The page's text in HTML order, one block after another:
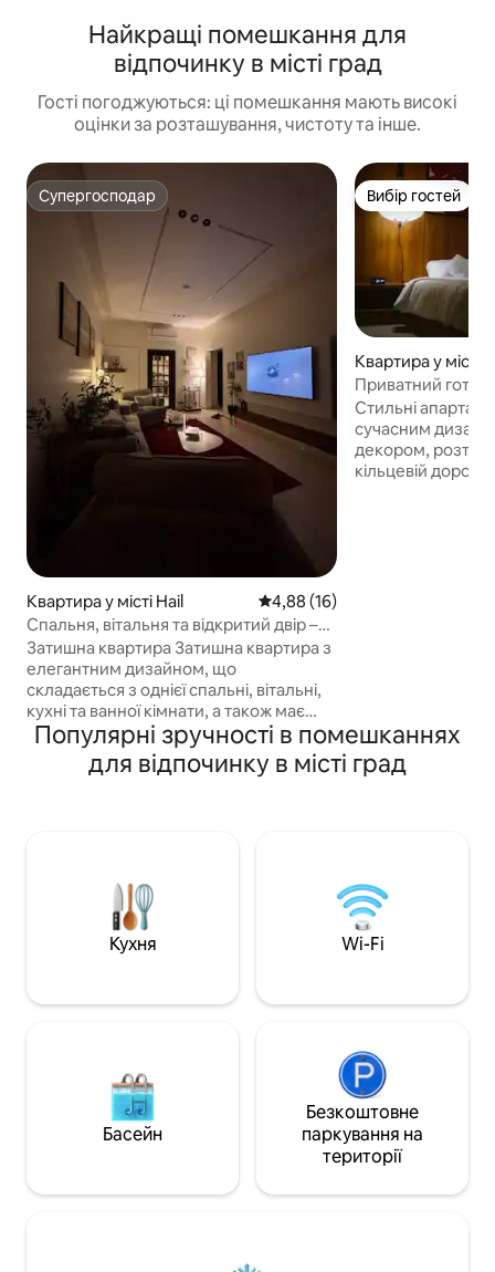
Найкращі помешкання для
відпочинку в місті град
Гості погоджуються: ці помешкання мають високі
оцінки за розташування, чистоту та інше.
Супергосподар
Супергосподар
Квартира у місті Hail Середня оцінка: 4,88 з 5,
4,88 (16)
Спальня, вітальня та відкритий двір –
окремий вхід, самостійний вхід
Затишна квартира Затишна квартира з
елегантним дизайном, що
складається з однієї спальні, вітальні,
кухні та ванної кімнати, а також має
відкритий сад із місцями для сидіння,
де можна насолодитися спокійною
атмосферою, і окремий вхід на
повітрі з місцями для сидіння серед
дерев Затишна спальня з повністю
заскленою шафою Вітальня зі
Smart TV, Інтернетом і видом на
духовою шафою та холодильником
транспортної розв'язки Сабаба
Хвилина від центру міста. Бажаємо Вам
комфортного перебування
Вибір гостей
Вибір гостей
Квартира у місті
Приватний
винятковим
Стильні
сучасним
декором,
кільцевій дорозі
ваших потреб.
швидкий
Популярні зручності в помешканнях
для відпочинку в місті град
Кухня Wi-Fi
Басейн
Безкоштовне
паркування на
території